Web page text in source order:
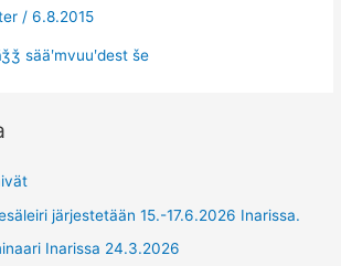
/6.8.2015
sääʹmvuuʹdest še
järjestetään 15.-17.6.2026 Inarissa.
Inarissa 24.3.2026